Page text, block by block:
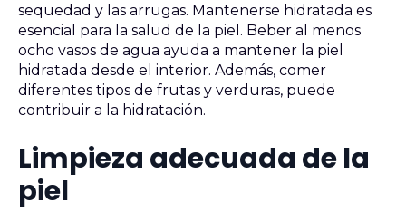
sequedad y las arrugas. Mantenerse hidratada es
esencial para la salud de la piel. Beber al menos
ocho vasos de agua ayuda a mantener la piel
hidratada desde el interior. Además, comer
diferentes tipos de frutas y verduras, puede
contribuir a la hidratación.
Limpieza adecuada de la
piel